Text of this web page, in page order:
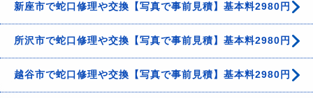
新座市で蛇口修理や交換【写真で事前見積】基本料2980円
所沢市で蛇口修理や交換【写真で事前見積】基本料2980円
越谷市で蛇口修理や交換【写真で事前見積】基本料2980円